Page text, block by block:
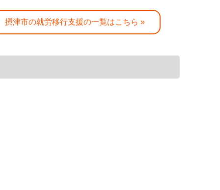
摂津市の就労移行支援の一覧はこちら »